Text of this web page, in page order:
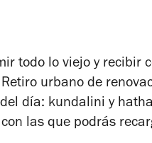
todo lo viejo y recibir
urbano de
día: kundalini y
las que podrás